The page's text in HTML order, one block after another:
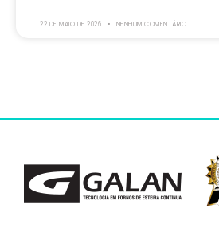
22 DE MAIO DE 2026 NENHUM COMENTÁRIO